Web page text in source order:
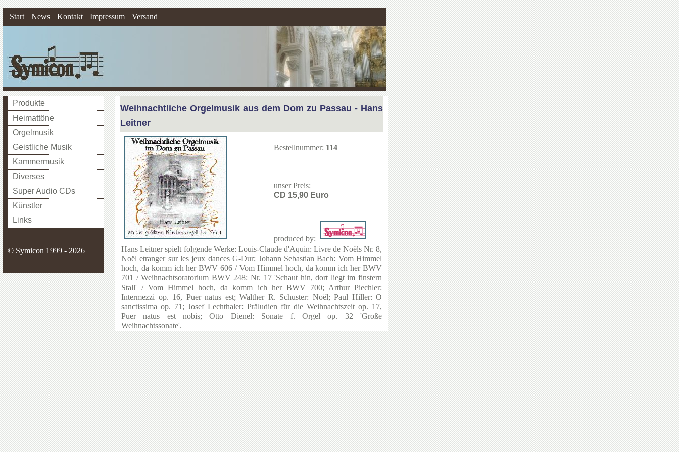
Start News Kontakt Impressum Versand
Weihnachtliche Orgelmusik aus dem Dom zu Passau - Hans
Leitner
Bestellnummer: 114
unser Preis:
CD 15,90 Euro
produced by:
Hans Leitner spielt folgende Werke: Louis-Claude d'Aquin: Livre de Noëls Nr. 8,
Noël etranger sur les jeux dances G-Dur; Johann Sebastian Bach: Vom Himmel
hoch, da komm ich her BWV 606 / Vom Himmel hoch, da komm ich her BWV
701 / Weihnachtsoratorium BWV 248: Nr. 17 'Schaut hin, dort liegt im finstern
Stall' / Vom Himmel hoch, da komm ich her BWV 700; Arthur Piechler:
Intermezzi op. 16, Puer natus est; Walther R. Schuster: Noël; Paul Hiller: O
sanctissima op. 71; Josef Lechthaler: Präludien für die Weihnachtszeit op. 17,
Puer natus est nobis; Otto Dienel: Sonate f. Orgel op. 32 'Große
Weihnachtssonate'.
Produkte
Heimattöne
Orgelmusik
Geistliche Musik
Kammermusik
Diverses
Super Audio CDs
Künstler
Links
© Symicon 1999 - 2026